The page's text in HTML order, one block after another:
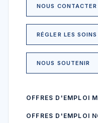
NOUS CONTACTER
RÉGLER LES SOINS
NOUS SOUTENIR
OFFRES D'EMPLOI
OFFRES D'EMPLOI